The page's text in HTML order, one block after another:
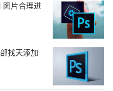
图片合理进
找天添加